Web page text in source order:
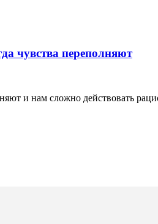
чувства переполняют
и нам сложно действовать